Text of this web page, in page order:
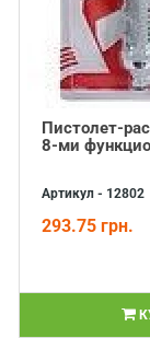
Пистолет-
8-ми
Артикул - 12802
293.75 грн.